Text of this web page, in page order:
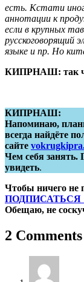
есть. Кстати
аннотации к
если в крупных
русскоговорящий
языке и пр. Но
КИПРНАШ: так
КИПРНАШ:
Напоминаю,
всегда найдёте
сайте
Чем себя занять.
увидеть.
Чтобы ничего не
ПОДПИСАТЬСЯ
Обещаю, не
2 Comments